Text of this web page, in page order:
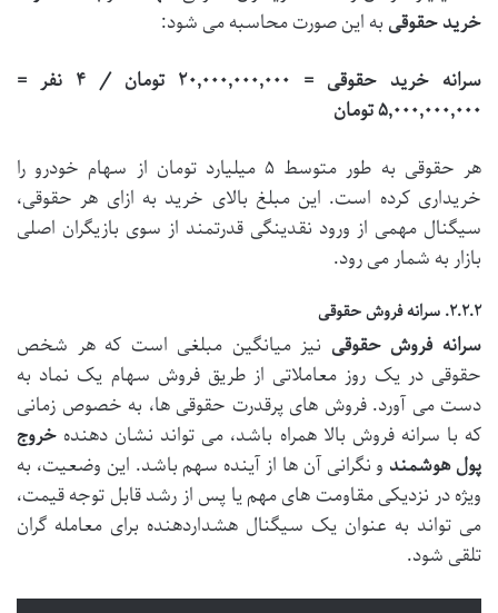
خرید حقوقی به این صورت محاسبه می شود:
سرانه خرید حقوقی = ۲۰,۰۰۰,۰۰۰,۰۰۰ تومان / ۴ نفر =
۵,۰۰۰,۰۰۰,۰۰۰ تومان
هر حقوقی به طور متوسط ۵ میلیارد تومان از سهام خودرو را
خریداری کرده است. این مبلغ بالای خرید به ازای هر حقوقی،
سیگنال مهمی از ورود نقدینگی قدرتمند از سوی بازیگران اصلی
بازار به شمار می رود.
۲.۲.۲. سرانه فروش حقوقی
سرانه فروش حقوقی نیز میانگین مبلغی است که هر شخص
حقوقی در یک روز معاملاتی از طریق فروش سهام یک نماد به
دست می آورد. فروش های پرقدرت حقوقی ها، به خصوص زمانی
که با سرانه فروش بالا همراه باشد، می تواند نشان دهنده خروج
پول هوشمند و نگرانی آن ها از آینده سهم باشد. این وضعیت، به
ویژه در نزدیکی مقاومت های مهم یا پس از رشد قابل توجه قیمت،
می تواند به عنوان یک سیگنال هشداردهنده برای معامله گران
تلقی شود.